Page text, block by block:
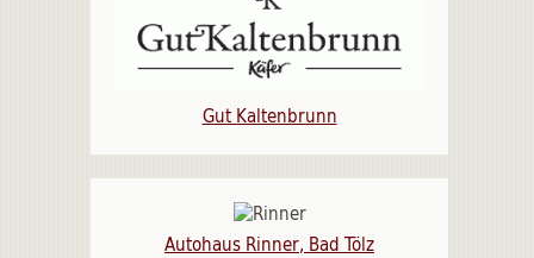
Gut Kaltenbrunn
Autohaus Rinner, Bad Tölz